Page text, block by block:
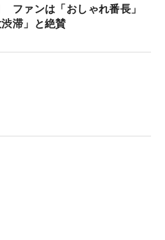
ファンは「おしゃれ番長」
渋滞」と絶賛